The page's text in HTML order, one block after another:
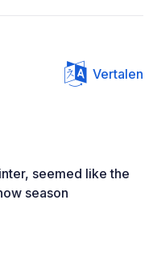
Vertalen
seemed like the
season